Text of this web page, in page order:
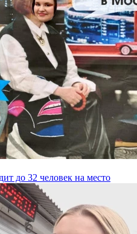
до 32 человек на место